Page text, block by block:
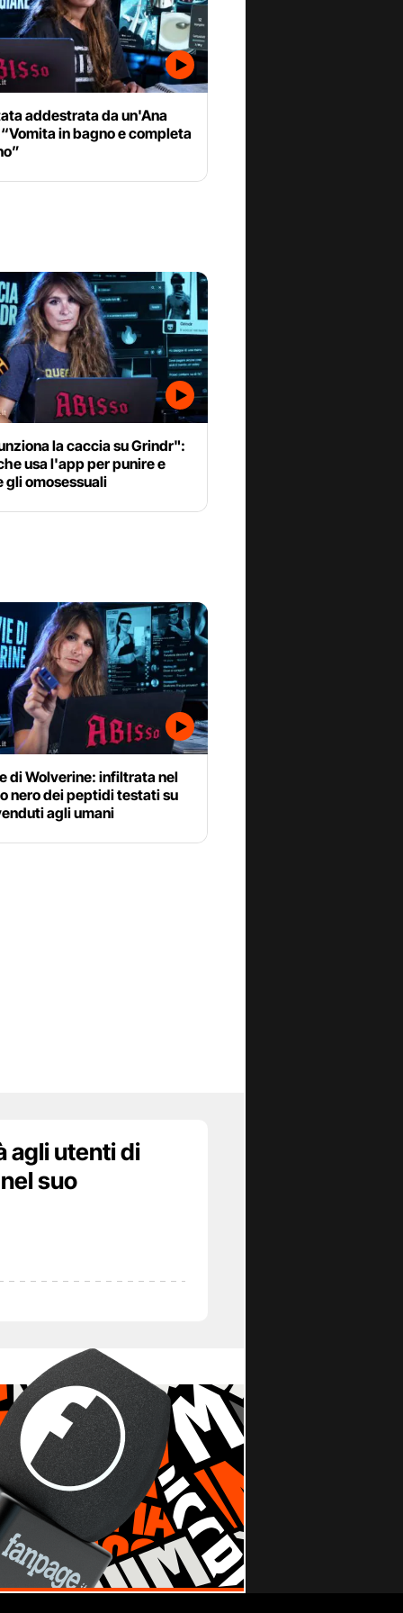
addestrata da un'Ana
in bagno e completa
la caccia su Grindr":
usa l'app per punire e
gli omosessuali
di Wolverine: infiltrata nel
nero dei peptidi testati su
agli umani
agli utenti di
suo